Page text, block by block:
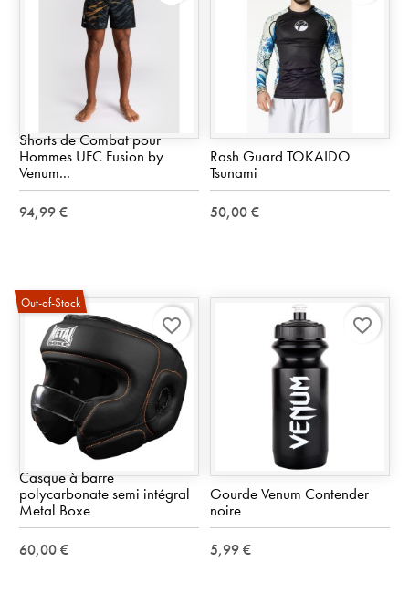
Shorts de Combat pour
Hommes UFC Fusion by
Venum...
94,99 €
Rash Guard TOKAIDO
Tsunami
50,00 €
Out-of-Stock
Casque à barre
polycarbonate semi intégral
Metal Boxe
60,00 €
favorite_border
Gourde Venum Contender
noire
5,99 €
favorite_border